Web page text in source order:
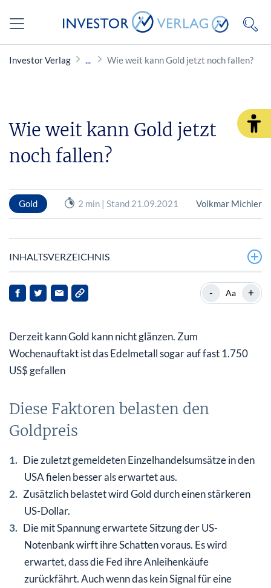
Investor Verlag Wie weit kann Gold jetzt noch fallen?
Wie weit kann Gold jetzt
noch fallen?
Gold 2 min | Stand 21.09.2021 Volkmar Michler
INHALTSVERZEICHNIS
Diese Faktoren belasten den Goldpreis
Im Extremfall kann Gold sogar bis 1.680 US$ fallen
- Aa +
Derzeit kann Gold kann nicht glänzen. Zum
Wochenauftakt ist das Edelmetall sogar auf fast 1.750
US$ gefallen
Diese Faktoren belasten den
Goldpreis
Die zuletzt gemeldeten Einzelhandelsumsätze in den
USA fielen besser als erwartet aus.
Zusätzlich belastet wird Gold durch einen stärkeren
US-Dollar.
Die mit Spannung erwartete Sitzung der US-
Notenbank wirft ihre Schatten voraus. Es wird
erwartet, dass die Fed ihre Anleihenkäufe
zurückfährt. Auch wenn das kein Signal für eine